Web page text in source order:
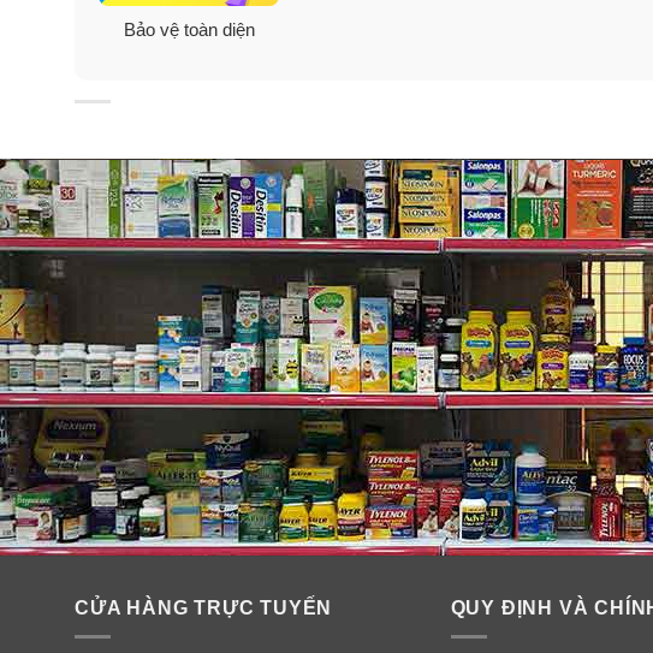
Cấu tạo gồm: Ống hút silicon, có bộ phận hứng phần mũi sau khi
Quy cách: 1 máy hút mũi màu xanh.
Đối tượng: Trẻ nhỏ
Bảo vệ toàn diện
CỬA HÀNG TRỰC TUYẾN QUY ĐỊNH VÀ